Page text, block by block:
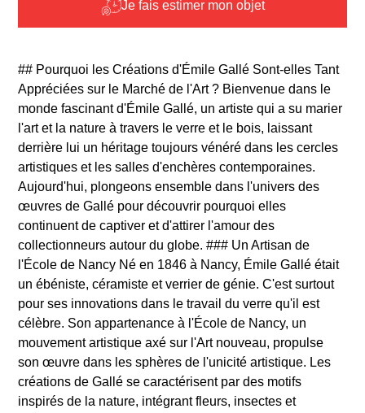
Je fais estimer mon objet
## Pourquoi les Créations d'Émile Gallé Sont-elles Tant
Appréciées sur le Marché de l'Art ? Bienvenue dans le
monde fascinant d'Émile Gallé, un artiste qui a su marier
l'art et la nature à travers le verre et le bois, laissant
derrière lui un héritage toujours vénéré dans les cercles
artistiques et les salles d'enchères contemporaines.
Aujourd'hui, plongeons ensemble dans l'univers des
œuvres de Gallé pour découvrir pourquoi elles
continuent de captiver et d'attirer l'amour des
collectionneurs autour du globe. ### Un Artisan de
l'École de Nancy Né en 1846 à Nancy, Émile Gallé était
un ébéniste, céramiste et verrier de génie. C'est surtout
pour ses innovations dans le travail du verre qu'il est
célèbre. Son appartenance à l'École de Nancy, un
mouvement artistique axé sur l'Art nouveau, propulse
son œuvre dans les sphères de l'unicité artistique. Les
créations de Gallé se caractérisent par des motifs
inspirés de la nature, intégrant fleurs, insectes et